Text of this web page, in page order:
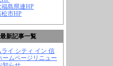
島県連HP
市HP
最新記事一覧
イ シティ イン 信
ームページリニュー